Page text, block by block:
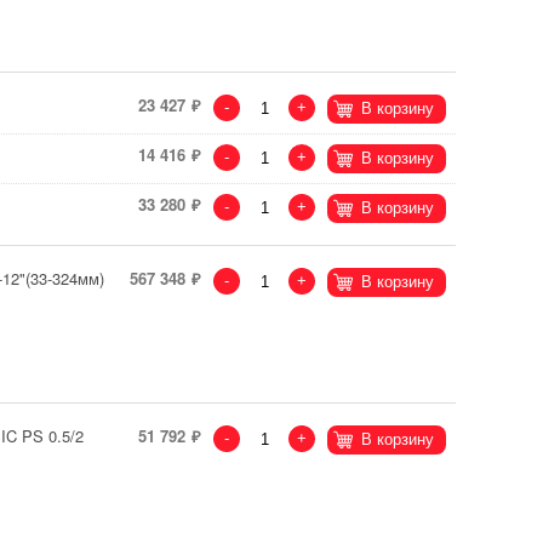
23 427 - + В корзину
14 416 - + В корзину
33 280 - + В корзину
324мм) 567 348 - + В корзину
PS 0.5/2 51 792 - + В корзину